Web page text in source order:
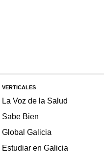
VERTICALES
La Voz de la Salud
Sabe Bien
Global Galicia
Estudiar en Galicia